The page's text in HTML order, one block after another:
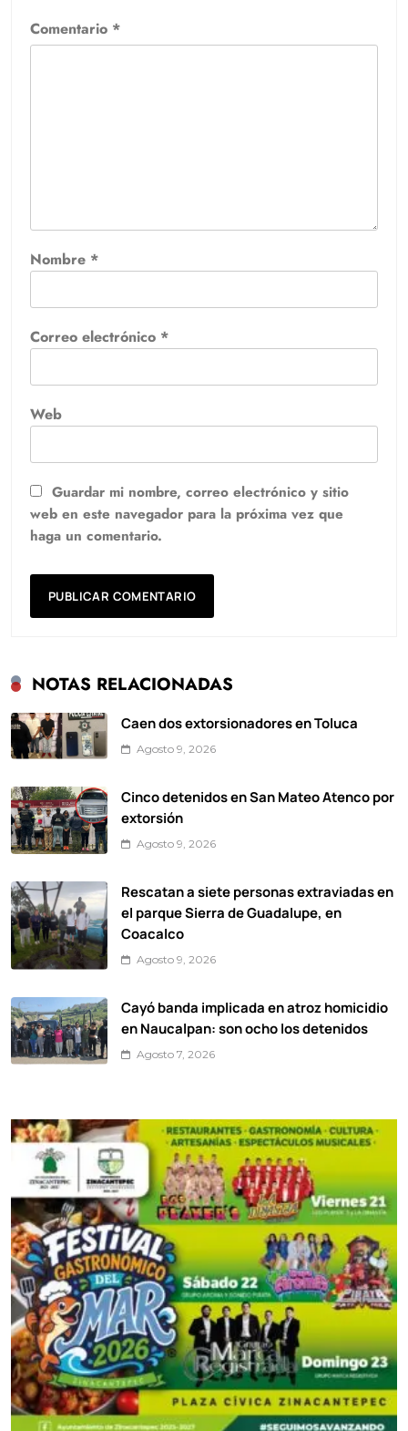
Comentario *
Nombre *
Correo electrónico *
Web
Guardar mi nombre, correo electrónico y sitio
web en este navegador para la próxima vez que
haga un comentario.
NOTAS RELACIONADAS
Caen dos extorsionadores en Toluca
Agosto 9, 2026
Cinco detenidos en San Mateo Atenco por
extorsión
Agosto 9, 2026
Rescatan a siete personas extraviadas en
el parque Sierra de Guadalupe, en
Coacalco
Agosto 9, 2026
Cayó banda implicada en atroz homicidio
en Naucalpan: son ocho los detenidos
Agosto 7, 2026